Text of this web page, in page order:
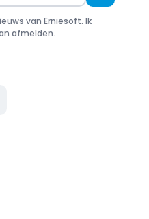
van Erniesoft. Ik
afmelden.